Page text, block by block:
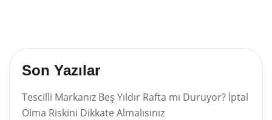
Son Yazılar
Tescilli Markanız Beş Yıldır Rafta mı Duruyor? İptal
Olma Riskini Dikkate Almalısınız